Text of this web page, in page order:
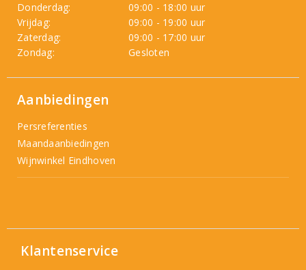
Donderdag:
09:00 - 18:00 uur
Vrijdag:
09:00 - 19:00 uur
Zaterdag:
09:00 - 17:00 uur
Zondag:
Gesloten
Aanbiedingen
Persreferenties
Maandaanbiedingen
Wijnwinkel Eindhoven
Klantenservice